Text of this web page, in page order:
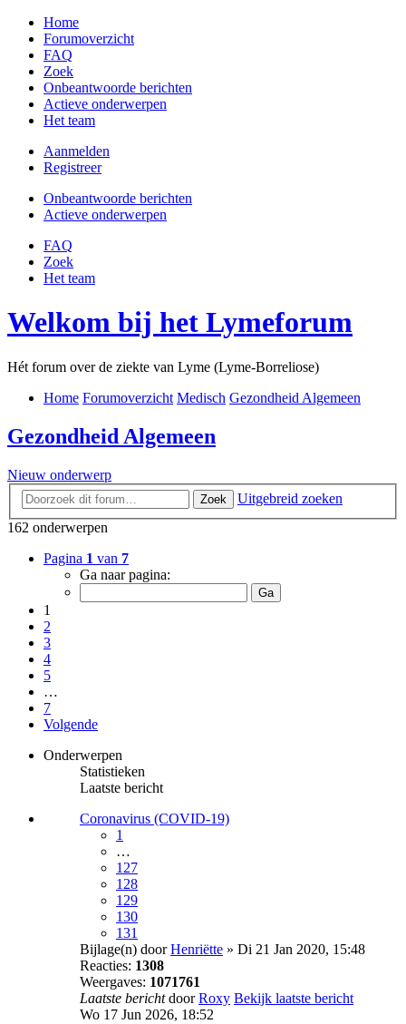
Home
Forumoverzicht
FAQ
Zoek
Onbeantwoorde berichten
Actieve onderwerpen
Het team
Aanmelden
Registreer
Onbeantwoorde berichten
Actieve onderwerpen
FAQ
Zoek
Het team
Welkom bij het Lymeforum
Hét forum over de ziekte van Lyme (Lyme-Borreliose)
Home Forumoverzicht Medisch Gezondheid Algemeen
Gezondheid Algemeen
Nieuw onderwerp
Zoek
Uitgebreid zoeken
162 onderwerpen
Pagina 1 van 7
Ga naar pagina:
1
2
3
4
5
…
7
Volgende
Onderwerpen
Statistieken
Laatste bericht
Coronavirus (COVID-19)
1
…
127
128
129
130
131
Bijlage(n) doorHenriëtte » Di 21 Jan 2020, 15:48
Reacties: 1308
Weergaves: 1071761
Laatste berichtdoorRoxy Bekijk laatste bericht
Wo 17 Jun 2026, 18:52